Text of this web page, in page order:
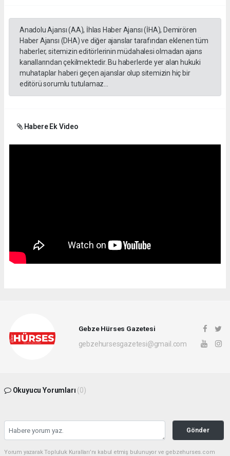
Anadolu Ajansı (AA), İhlas Haber Ajansı (İHA), Demirören
Haber Ajansı (DHA) ve diğer ajanslar tarafından eklenen tüm
haberler, sitemizin editörlerinin müdahalesi olmadan ajans
kanallarından çekilmektedir. Bu haberlerde yer alan hukuki
muhataplar haberi geçen ajanslar olup sitemizin hiç bir
editörü sorumlu tutulamaz...
Habere Ek Video
Gebze Hürses Gazetesi
gebzehursesgazetesi@gmail.com
Okuyucu Yorumları (0)
Gönder
Yorum yazarak Topluluk Kuralları’nı kabul etmiş bulunuyor ve gebzehurses.com